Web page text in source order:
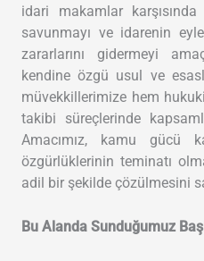
idari makamlar
savunmayı ve idarenin
zararlarını gidermeyi
kendine özgü usul ve
müvekkillerimize hem
takibi süreçlerinde
Amacımız, kamu gücü
özgürlüklerinin teminatı
adil bir şekilde çözülmesini
Bu Alanda Sunduğumuz